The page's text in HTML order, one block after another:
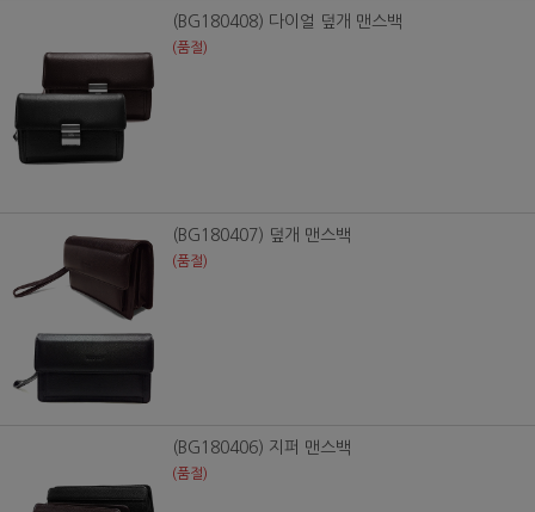
(BG180408) 다이얼 덮개 맨스백
(품절)
(BG180407) 덮개 맨스백
(품절)
(BG180406) 지퍼 맨스백
(품절)